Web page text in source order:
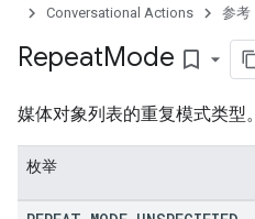
Conversational Actions
参考
RepeatMode bookmark_border
媒体对象列表的重复模式类型。
枚举